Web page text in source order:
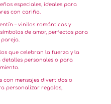
especiales, ideales para
con cariño.
– vinilos románticos y
de amor, perfectos para
que celebran la fuerza y la
personales o para
con mensajes divertidos o
personalizar regalos,